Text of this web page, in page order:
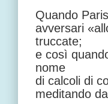
Quando
avversari
truccate;
e così
nome
di calcoli di
meditando